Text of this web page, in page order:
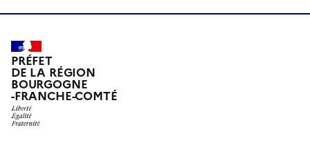
PRÉFET
DE LA RÉGION
BOURGOGNE
-FRANCHE-COMTÉ